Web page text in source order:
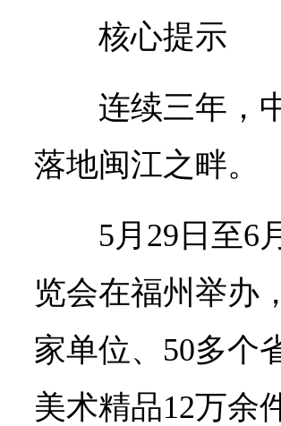
核心提示
连续三年，
落地闽江之畔。
5月29日至6
览会在福州举办
家单位、50多个
美术精品12万余